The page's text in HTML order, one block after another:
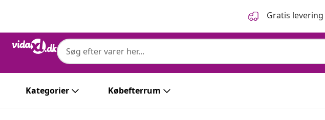
Gratis levering
Kategorier Købefterrum